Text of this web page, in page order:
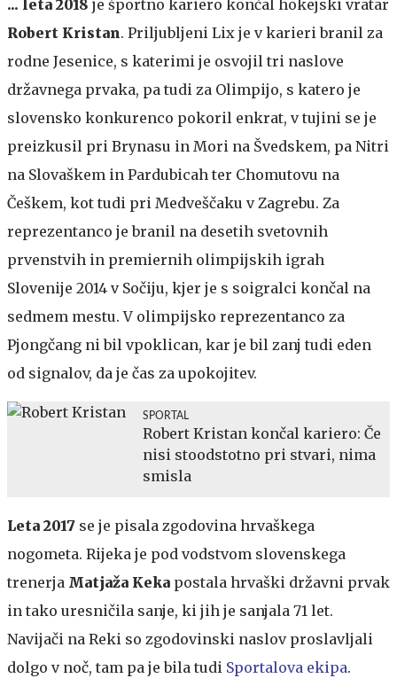
... leta 2018 je športno kariero končal hokejski vratar
Robert Kristan. Priljubljeni Lix je v karieri branil za
rodne Jesenice, s katerimi je osvojil tri naslove
državnega prvaka, pa tudi za Olimpijo, s katero je
slovensko konkurenco pokoril enkrat, v tujini se je
preizkusil pri Brynasu in Mori na Švedskem, pa Nitri
na Slovaškem in Pardubicah ter Chomutovu na
Češkem, kot tudi pri Medveščaku v Zagrebu. Za
reprezentanco je branil na desetih svetovnih
prvenstvih in premiernih olimpijskih igrah
Slovenije 2014 v Sočiju, kjer je s soigralci končal na
sedmem mestu. V olimpijsko reprezentanco za
Pjongčang ni bil vpoklican, kar je bil zanj tudi eden
od signalov, da je čas za upokojitev.
SPORTAL
Robert Kristan končal kariero: Če
nisi stoodstotno pri stvari, nima
smisla
Leta 2017 se je pisala zgodovina hrvaškega
nogometa. Rijeka je pod vodstvom slovenskega
trenerja Matjaža Keka postala hrvaški državni prvak
in tako uresničila sanje, ki jih je sanjala 71 let.
Navijači na Reki so zgodovinski naslov proslavljali
dolgo v noč, tam pa je bila tudi Sportalova ekipa.